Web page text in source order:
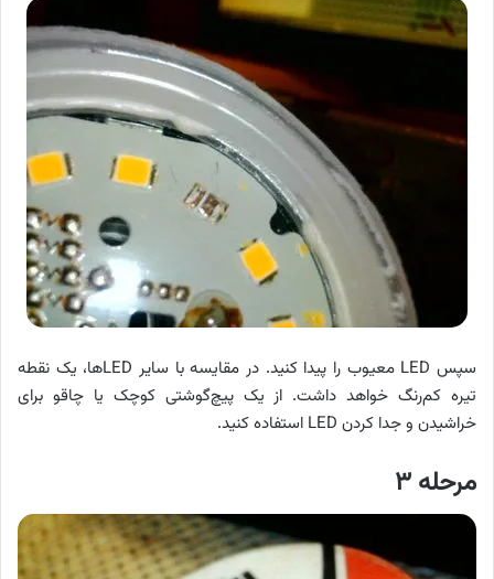
سپس LED معیوب را پیدا کنید. در مقایسه با سایر LEDها، یک نقطه
تیره کم‌رنگ خواهد داشت. از یک پیچ‌گوشتی کوچک یا چاقو برای
خراشیدن و جدا کردن LED استفاده کنید.
مرحله ۳